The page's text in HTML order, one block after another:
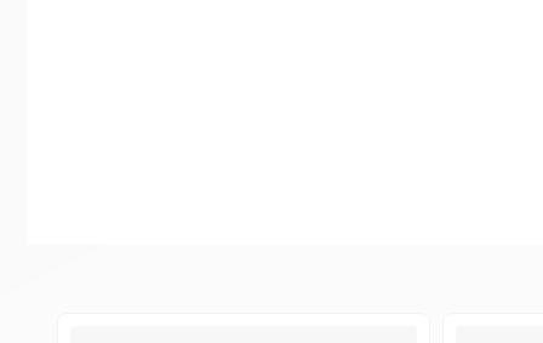
هم برای عملکردهای خاص و برنامه‌ریزی استفاده می‌شن.